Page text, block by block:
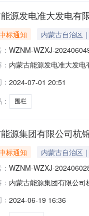
源发电准大发电有
标通知 内蒙古自治区
WZNM-WZXJ-
内蒙古能源发电准大发
2024-07-04三、采购人
诉。异议接收单位：国
2024-07-01 20:51
围栏
源集团有限公司杭
标通知 内蒙古自治区
WZNM-WZXJ-
内蒙古能源集团有限公
负责受理采购投诉。异
2024-06-19 16:36